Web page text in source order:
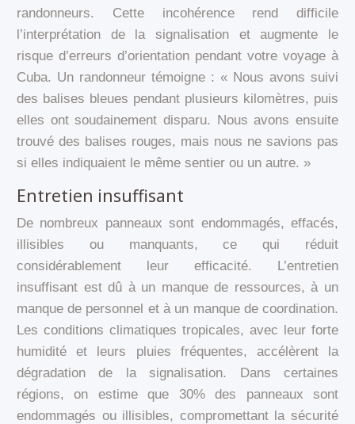
randonneurs. Cette incohérence rend difficile
l’interprétation de la signalisation et augmente le
risque d’erreurs d’orientation pendant votre voyage à
Cuba. Un randonneur témoigne : « Nous avons suivi
des balises bleues pendant plusieurs kilomètres, puis
elles ont soudainement disparu. Nous avons ensuite
trouvé des balises rouges, mais nous ne savions pas
si elles indiquaient le même sentier ou un autre. »
Entretien insuffisant
De nombreux panneaux sont endommagés, effacés,
illisibles ou manquants, ce qui réduit
considérablement leur efficacité. L’entretien
insuffisant est dû à un manque de ressources, à un
manque de personnel et à un manque de coordination.
Les conditions climatiques tropicales, avec leur forte
humidité et leurs pluies fréquentes, accélèrent la
dégradation de la signalisation. Dans certaines
régions, on estime que 30% des panneaux sont
endommagés ou illisibles, compromettant la sécurité